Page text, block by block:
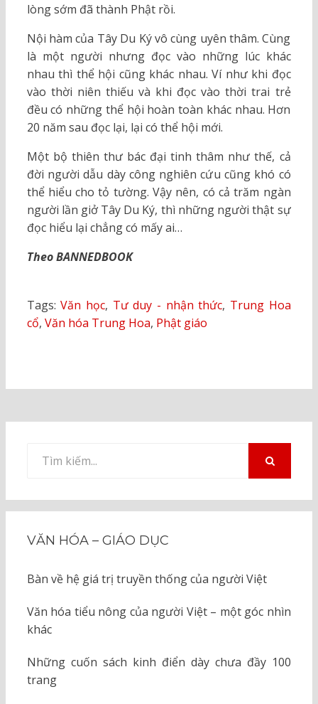
lòng sớm đã thành Phật rồi.
Nội hàm của Tây Du Ký vô cùng uyên thâm. Cùng
là một người nhưng đọc vào những lúc khác
nhau thì thể hội cũng khác nhau. Ví như khi đọc
vào thời niên thiếu và khi đọc vào thời trai trẻ
đều có những thể hội hoàn toàn khác nhau. Hơn
20 năm sau đọc lại, lại có thể hội mới.
Một bộ thiên thư bác đại tinh thâm như thế, cả
đời người dẫu dày công nghiên cứu cũng khó có
thể hiểu cho tỏ tường. Vậy nên, có cả trăm ngàn
người lần giở Tây Du Ký, thì những người thật sự
đọc hiểu lại chẳng có mấy ai…
Theo BANNEDBOOK
Tags:Văn học, Tư duy - nhận thức, Trung Hoa
cổ, Văn hóa Trung Hoa, Phật giáo
kiếm
VĂN HÓA – GIÁO DỤC
Bàn về hệ giá trị truyền thống của người Việt
Văn hóa tiểu nông của người Việt – một góc nhìn
khác
Những cuốn sách kinh điển dày chưa đầy 100
trang